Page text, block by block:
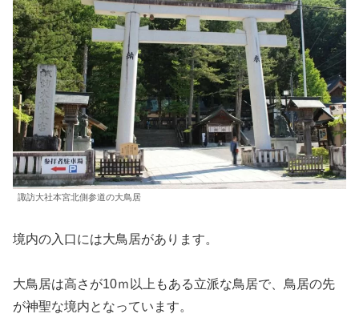
諏訪大社本宮北側参道の大鳥居
境内の入口には大鳥居があります。
大鳥居は高さが10ｍ以上もある立派な鳥居で、鳥居の先
が神聖な境内となっています。